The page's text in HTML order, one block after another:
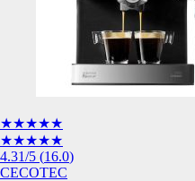
★★★★★
★★★★★
4.31/5 (16.0)
CECOTEC